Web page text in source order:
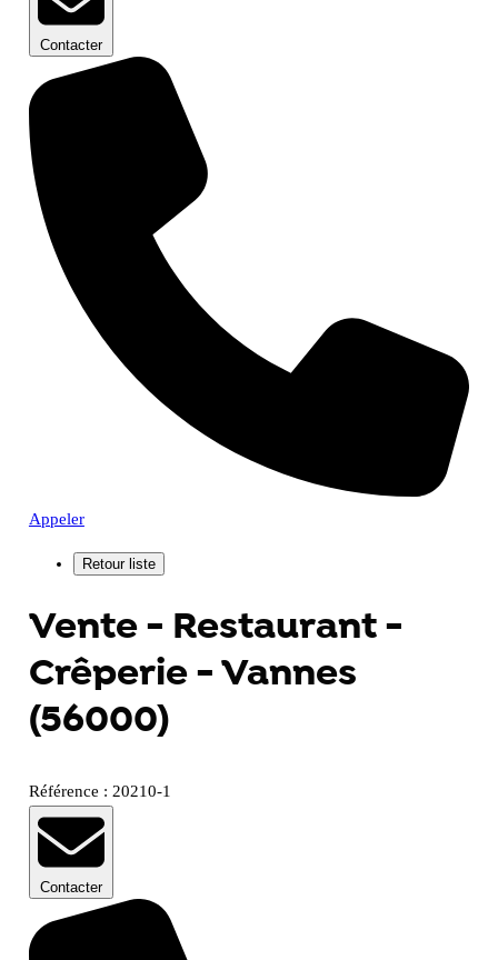
Contacter
Appeler
Vente - Restaurant -
Crêperie - Vannes
(56000)
Référence : 20210-1
Contacter